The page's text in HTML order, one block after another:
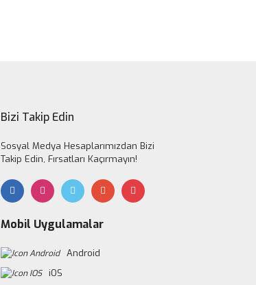
Bizi Takip Edin
Sosyal Medya Hesaplarımızdan Bizi
Takip Edin, Fırsatları Kaçırmayın!
Mobil Uygulamalar
Android
iOS